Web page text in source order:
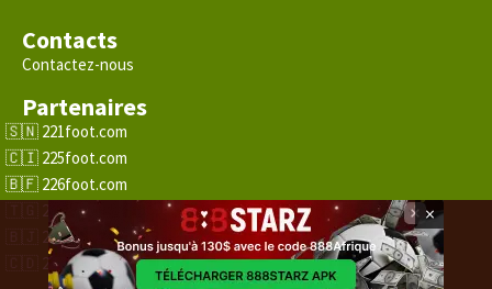
Contacts
Contactez-nous
Partenaires
221foot.com
225foot.com
226foot.com
228foot.com
229foot.com
243foot.com
×